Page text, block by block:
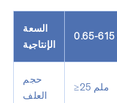
السعة
الإنتاجية
حجم
العلف
≥25 ملم